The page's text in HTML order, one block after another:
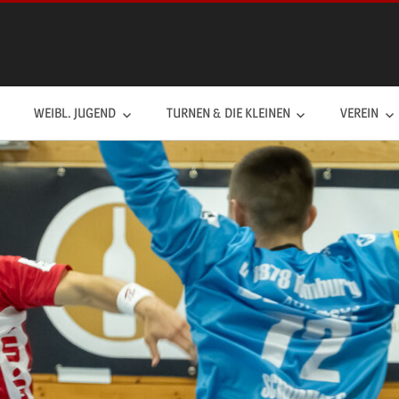
WEIBL. JUGEND TURNEN & DIE KLEINEN VEREIN